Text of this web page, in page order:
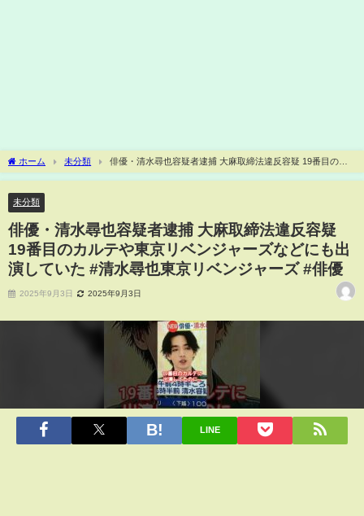
ホーム 未分類
俳優・清水尋也容疑者逮捕 大麻取締法違反容疑 19番目のカ
ルテや東京リベンジャーズなどにも出演していた #清水尋也東京リベンジャーズ #俳優
未分類
俳優・清水尋也容疑者逮捕 大麻取締法違反容疑
19番目のカルテや東京リベンジャーズなどにも出
演していた #清水尋也東京リベンジャーズ #俳優
2025年9月3日 2025年9月3日
LINE